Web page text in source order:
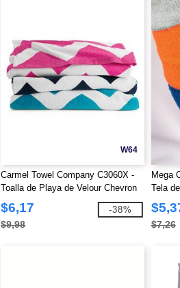
W64
Carmel Towel Company C3060X -
Toalla de Playa de Velour Chevron
$6,17
$9,98
-38%
Mega
Tela
$7,26